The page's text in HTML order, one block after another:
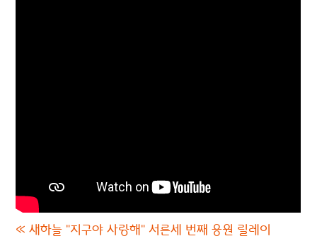
« 새하늘 "지구야 사랑해" 서른세 번째 응원 릴레이